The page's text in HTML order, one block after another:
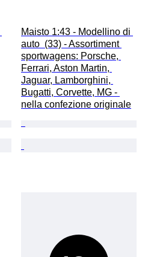
Maisto 1:43 - Modellino di
auto  (33) - Assortiment
sportwagens: Porsche,
Ferrari, Aston Martin,
Jaguar, Lamborghini,
Bugatti, Corvette, MG -
nella confezione originale